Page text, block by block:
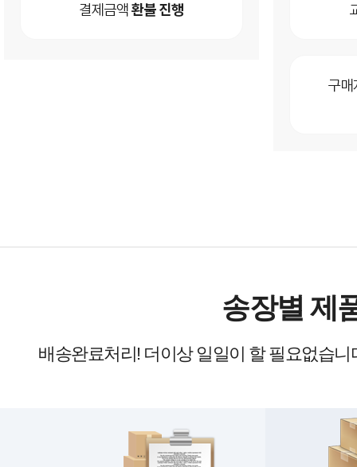
송장별 제
배송완료처리! 더이상 일일이 할 필요없습